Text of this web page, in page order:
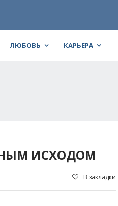
ЛЮБОВЬ КАРЬЕРА
ИСХОДОМ
В закладки